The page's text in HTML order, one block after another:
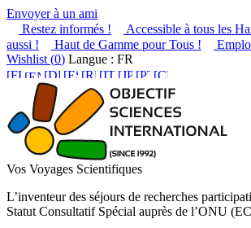
Envoyer à un ami
Restez informés !
Accessible à tous les
aussi !
Haut de Gamme pour Tous !
Wishlist (0) Langue : FR
Vos Voyages Scientifiques
L’inventeur des séjours de recherches
Statut Consultatif Spécial auprès de l’ONU